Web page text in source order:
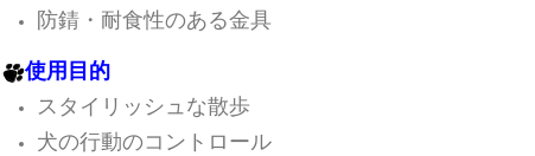
防錆・耐食性のある金具
使用目的
スタイリッシュな散歩
犬の行動のコントロール